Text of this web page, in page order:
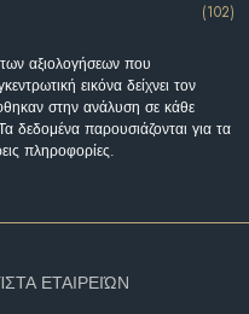
(102)
αξιολογήσεων που
εικόνα δείχνει τον
στην ανάλυση σε κάθε
δεδομένα παρουσιάζονται για τα
πληροφορίες.
ΕΤΑΙΡΕΙΏΝ